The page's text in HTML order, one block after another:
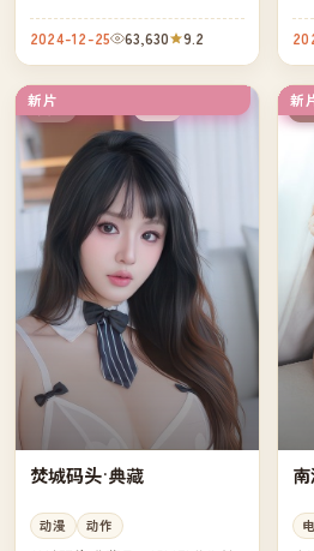
得推荐观看。
2024-12-25 63,630 9.2
得
新片
英国
焚城码头·典藏
动漫 动作
新美